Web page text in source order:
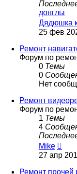
донглы
Дядюшка
25 фев
Ремонт
Форум по
0 Темы
0
Нет
Ремонт
Форум по
1 Темы
4
Mike
к
27 апр
Ремонт прочей